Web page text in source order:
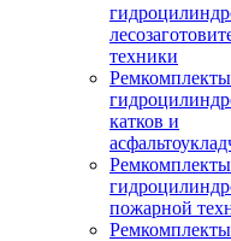
техники
Ремкомплекты
катков и
Ремкомплекты
пожарной
Ремкомплекты